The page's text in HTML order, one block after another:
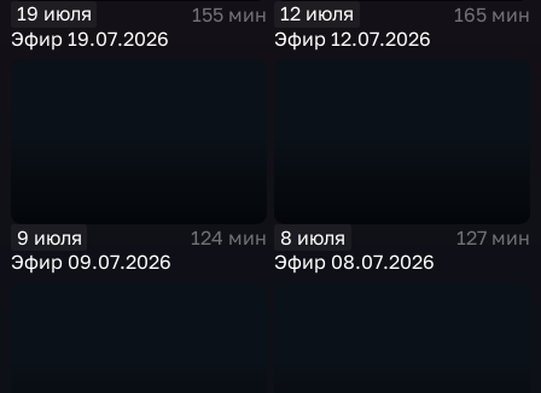
19 июля
155 мин
Эфир 19.07.2026
12 июля
165 мин
Эфир 12.07.2026
9 июля
124 мин
Эфир 09.07.2026
8 июля
127 мин
Эфир 08.07.2026